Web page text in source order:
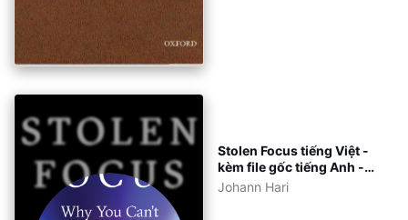
Stolen Focus tiếng Việt -
kèm file gốc tiếng Anh -
eBook ePub, azw3, pdf
Johann Hari